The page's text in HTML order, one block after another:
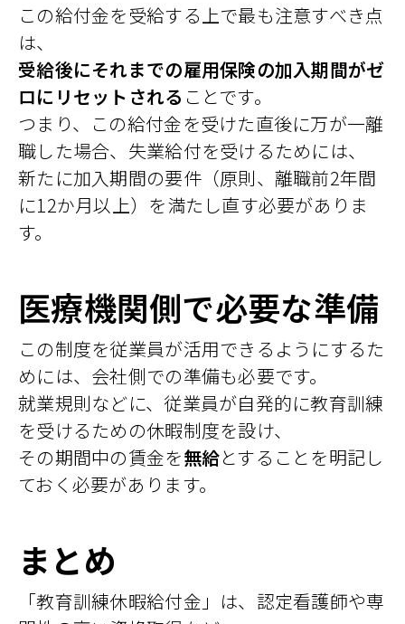
この給付金を受給する上で最も注意すべき点
は、
受給後にそれまでの雇用保険の加入期間がゼ
ロにリセットされる ことです。
つまり、この給付金を受けた直後に万が一離
職した場合、失業給付を受けるためには、
新たに加入期間の要件（原則、離職前2年間
に12か月以上）を満たし直す必要がありま
す。
医療機関側で必要な準備
この制度を従業員が活用できるようにするた
めには、会社側での準備も必要です。
就業規則などに、従業員が自発的に教育訓練
を受けるための休暇制度を設け、
その期間中の賃金を無給とすることを明記し
ておく必要があります。
まとめ
「教育訓練休暇給付金」は、認定看護師や専